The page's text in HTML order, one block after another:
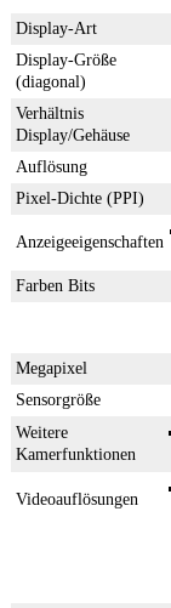
Display-Art
Display-Größe
(diagonal)
Verhältnis
Display/Gehäuse
Auflösung
Pixel-Dichte (PPI)
Anzeigeeigenschaften
Farben Bits
Megapixel
Sensorgröße
Weitere
Kamerfunktionen
Videoauflösungen